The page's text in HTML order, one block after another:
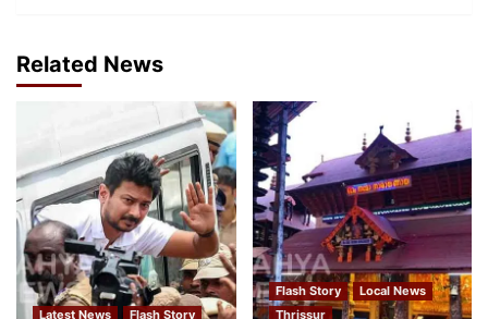
Related News
Latest News Flash Story
Flash Story
Local News
Thrissur